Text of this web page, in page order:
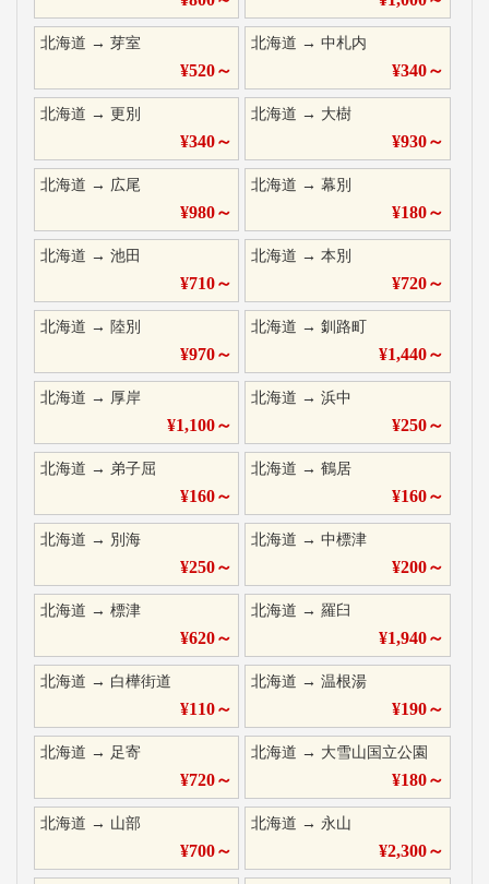
北海道 → 芽室
¥520～
北海道 →中札内
¥340～
北海道 → 更別
¥340～
北海道 → 大樹
¥930～
北海道 → 広尾
¥980～
北海道 →幕別
¥180～
北海道 → 池田
¥710～
北海道 →本別
¥720～
北海道 → 陸別
¥970～
北海道 →釧路町
¥1,440～
北海道 → 厚岸
¥1,100～
北海道 →浜中
¥250～
北海道 → 弟子屈
¥160～
北海道 →鶴居
¥160～
北海道 → 別海
¥250～
北海道 →中標津
¥200～
北海道 → 標津
¥620～
北海道 →羅臼
¥1,940～
北海道 → 白樺街道
¥110～
北海道 →温根湯
¥190～
北海道 → 足寄
¥720～
北海道 → 大雪山国立公園
¥180～
北海道 → 山部
¥700～
北海道 → 永山
¥2,300～